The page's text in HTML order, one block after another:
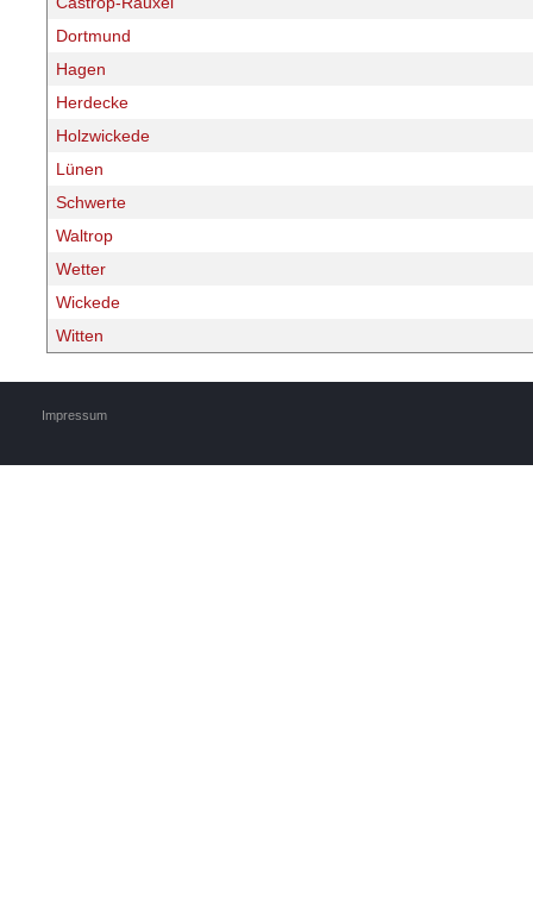
Dortmund
Hagen
Herdecke
Holzwickede
Lünen
Schwerte
Waltrop
Wetter
Wickede
Witten
Impressum